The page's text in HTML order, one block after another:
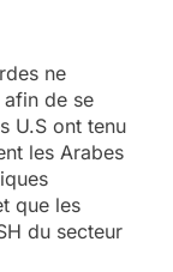
ne
de se
U.S ont tenu
les Arabes
que les
du secteur